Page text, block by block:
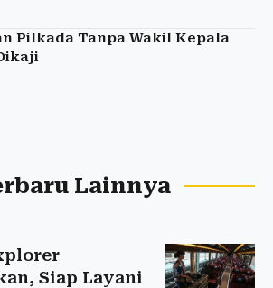
Pilkada Tanpa Wakil Kepala
Lainnya
Siap Layani